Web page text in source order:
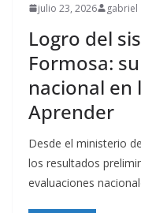
julio 23, 2026 gabriel
Logro del
Formosa:
nacional en
Aprender
Desde el ministerio
los resultados
evaluaciones